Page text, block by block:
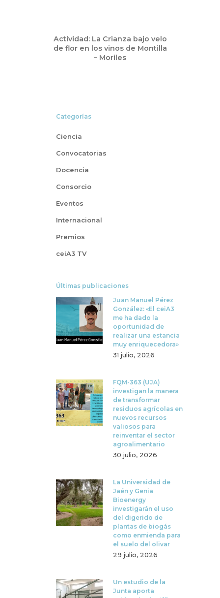
11Actividad: La Crianza bajo velo
de flor en los vinos de Montilla
– Moriles
Categorías
Ciencia
Convocatorias
Docencia
Consorcio
Eventos
Internacional
Premios
ceiA3 TV
Últimas publicaciones
Juan Manuel Pérez
González: «El ceiA3
me ha dado la
oportunidad de
realizar una estancia
muy enriquecedora»
31 julio, 2026
FQM-363 (UJA)
investigan la manera
de transformar
residuos agrícolas en
nuevos recursos
valiosos para
reinventar el sector
agroalimentario
30 julio, 2026
La Universidad de
Jaén y Genia
Bioenergy
investigarán el uso
del digerido de
plantas de biogás
como enmienda para
el suelo del olivar
29 julio, 2026
Un estudio de la
Junta aporta